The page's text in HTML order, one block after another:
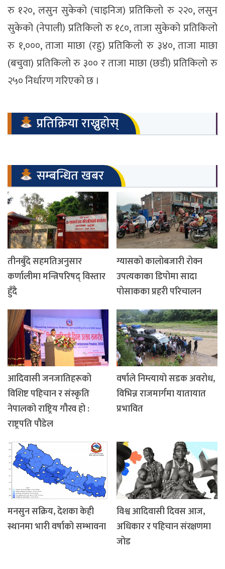
रु १२०, लसुन सुकेको (चाइनिज) प्रतिकिलो रु २२०, लसुन
सुकेको (नेपाली) प्रतिकिलो रु १८०, ताजा सुकेको प्रतिकिलो
रु १,०००, ताजा माछा (रहु) प्रतिकिलो रु ३४०, ताजा माछा
(बचुवा) प्रतिकिलो रु ३०० र ताजा माछा (छडी) प्रतिकिलो रु
२५० निर्धारण गरिएको छ ।
प्रतिक्रिया राख्नुहोस्
सम्बन्धित खबर
तीनबुँदे सहमतिअनुसार
कर्णालीमा मन्त्रिपरिषद् विस्तार
हुँदै
ग्यासको कालोबजारी रोक्न
उपत्यकाका डिपोमा सादा
पोसाकका प्रहरी परिचालन
आदिवासी जनजातिहरूको
विशिष्ट पहिचान र संस्कृति
नेपालको राष्ट्रिय गौरव हो :
राष्ट्रपति पौडेल
वर्षाले निम्त्यायो सडक अवरोध,
विभिन्न राजमार्गमा यातायात
प्रभावित
मनसुन सक्रिय, देशका केही
स्थानमा भारी वर्षाको सम्भावना
विश्व आदिवासी दिवस आज,
अधिकार र पहिचान संरक्षणमा
जोड